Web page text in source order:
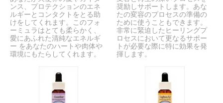
ンス、プロテクションのエネ
ルギーとコンタクトをとる助
けをしてくれます。このフォ
ーミュラはとても柔らかく、
愛にあふれた清純なエネルギ
ー をあなたのハートや肉体や
環境にもたらしてくれます。
奨励しサポートします。あな
たの変容のプロセスの準備の
ために使うこともできます。
非常に緊迫したヒーリングプ
ロセスにおいて更なるサポー
トが必要な際に特に効果を発
揮します。